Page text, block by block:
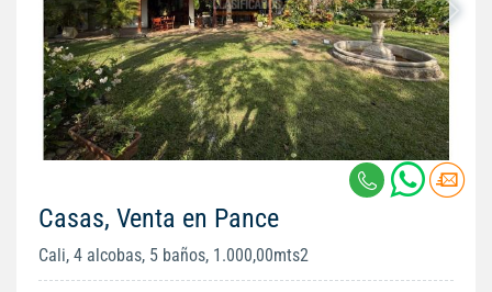
Casas, Venta en Pance
Cali, 4 alcobas, 5 baños, 1.000,00mts2